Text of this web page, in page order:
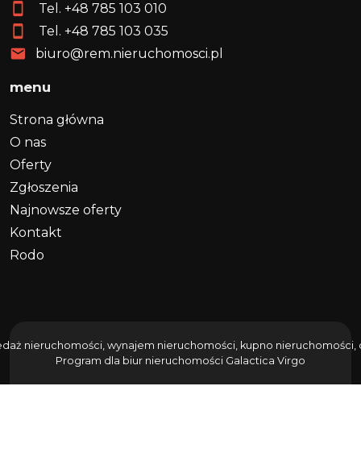
Tel. +48 785 103 010
Tel. +48 785 103 035
biuro@rem.nieruchomosci.pl
menu
Strona główna
O nas
Oferty
Zgłoszenia
Najnowsze oferty
Kontakt
Rodo
nieruchomości, wynajem nieruchomości, kupno nieruchomości,
Program dla biur nieruchomości Galactica Virgo